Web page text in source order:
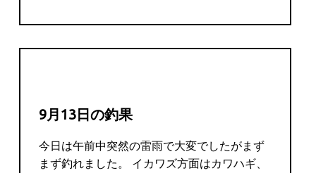
9月13日の釣果
今日は午前中突然の雷雨で大変でしたがまず
まず釣れました。 イカワズ方面はカワハギ、